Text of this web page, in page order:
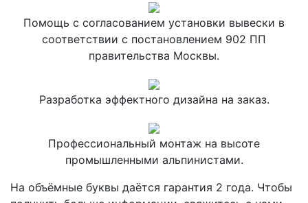
Помощь с согласованием установки вывески в
соответствии с постановлением 902 ПП
правительства Москвы.
Разработка эффектного дизайна на заказ.
Профессиональный монтаж на высоте
промышленными альпинистами.
На объёмные буквы даётся гарантия 2 года. Чтобы